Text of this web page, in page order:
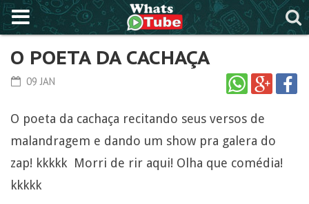
O POETA DA CACHAÇA
09 JAN
O poeta da cachaça recitando seus versos de
malandragem e dando um show pra galera do
zap! kkkkk Morri de rir aqui! Olha que comédia!
kkkkk